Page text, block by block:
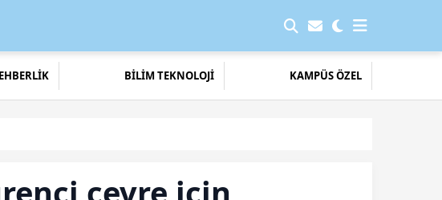
BİLİM TEKNOLOJİ KAMPÜS ÖZEL